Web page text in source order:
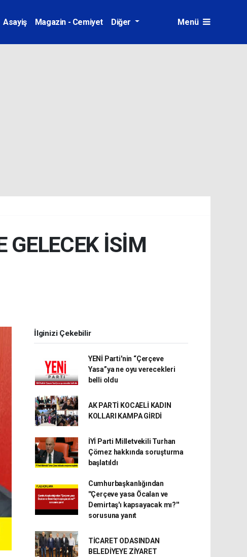
Asayiş Magazin - Cemiyet Diğer Menü
GELECEK İSİM
İlginizi Çekebilir
YENİ Parti'nin “Çerçeve
Yasa”ya ne oyu verecekleri
belli oldu
AK PARTİ KOCAELİ KADIN
KOLLARI KAMPA GİRDİ
İYİ Parti Milletvekili Turhan
Çömez hakkında soruşturma
başlatıldı
Cumhurbaşkanlığından
''Çerçeve yasa Öcalan ve
Demirtaş'ı kapsayacak mı?''
sorusuna yanıt
TİCARET ODASINDAN
BELEDİYEYE ZİYARET